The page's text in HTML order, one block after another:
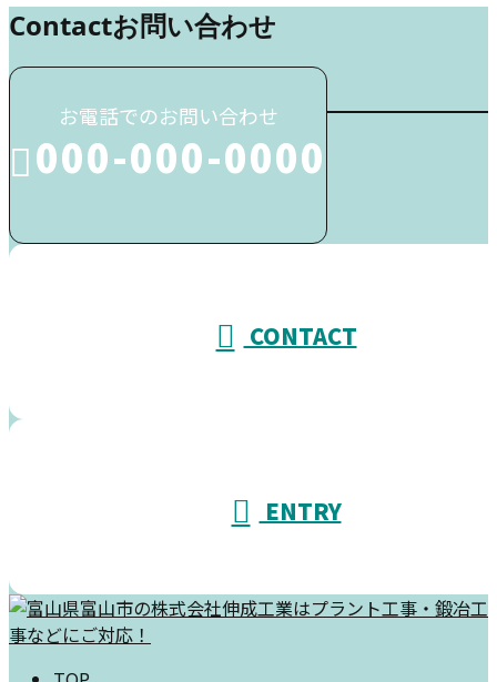
Contactお問い合わせ
お電話でのお問い合わせ
000-000-0000
CONTACT
ENTRY